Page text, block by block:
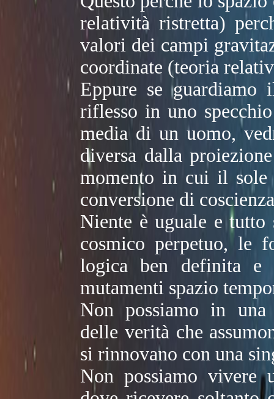
relatività ristretta)
valori dei campi
coordinate (teoria
Eppure se guardiamo
riflesso in uno
media di un uomo,
diversa dalla
momento in cui il sole
conversione di
Niente è uguale e tutto
cosmico perpetuo, le
logica ben definita e
mutamenti spazio
Non possiamo in una
delle verità che
si rinnovano con una
Non possiamo vivere